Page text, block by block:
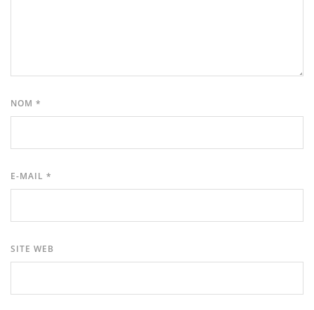
NOM *
E-MAIL *
SITE WEB